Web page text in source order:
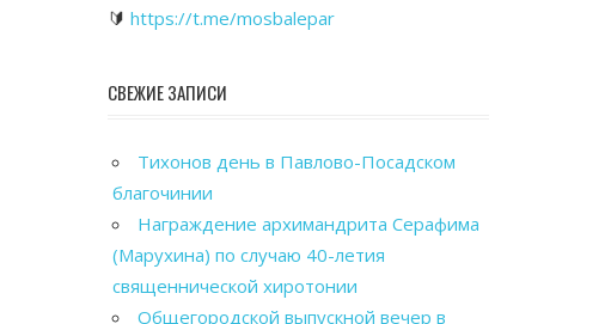
🔰 https://t.me/mosbalepar
СВЕЖИЕ ЗАПИСИ
Тихонов день в Павлово-Посадском
благочинии
Награждение архимандрита Серафима
(Марухина) по случаю 40-летия
священнической хиротонии
Общегородской выпускной вечер в